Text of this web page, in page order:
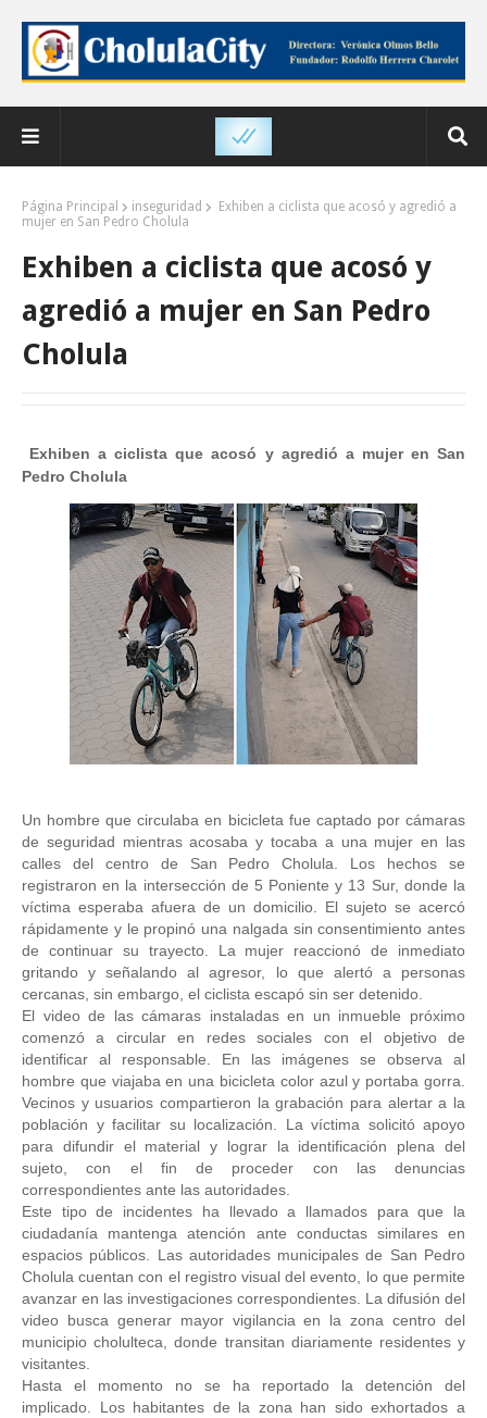
Página Principal inseguridad
Exhiben a ciclista que acosó y agredió a
mujer en San Pedro Cholula
Exhiben a ciclista que acosó y
agredió a mujer en San Pedro
Cholula
Exhiben a ciclista que acosó y agredió a mujer en San
Pedro Cholula
Un hombre que circulaba en bicicleta fue captado por cámaras
de seguridad mientras acosaba y tocaba a una mujer en las
calles del centro de San Pedro Cholula. Los hechos se
registraron en la intersección de 5 Poniente y 13 Sur, donde la
víctima esperaba afuera de un domicilio. El sujeto se acercó
rápidamente y le propinó una nalgada sin consentimiento antes
de continuar su trayecto. La mujer reaccionó de inmediato
gritando y señalando al agresor, lo que alertó a personas
cercanas, sin embargo, el ciclista escapó sin ser detenido.
El video de las cámaras instaladas en un inmueble próximo
comenzó a circular en redes sociales con el objetivo de
identificar al responsable. En las imágenes se observa al
hombre que viajaba en una bicicleta color azul y portaba gorra.
Vecinos y usuarios compartieron la grabación para alertar a la
población y facilitar su localización. La víctima solicitó apoyo
para difundir el material y lograr la identificación plena del
sujeto, con el fin de proceder con las denuncias
correspondientes ante las autoridades.
Este tipo de incidentes ha llevado a llamados para que la
ciudadanía mantenga atención ante conductas similares en
espacios públicos. Las autoridades municipales de San Pedro
Cholula cuentan con el registro visual del evento, lo que permite
avanzar en las investigaciones correspondientes. La difusión del
video busca generar mayor vigilancia en la zona centro del
municipio cholulteca, donde transitan diariamente residentes y
visitantes.
Hasta el momento no se ha reportado la detención del
implicado. Los habitantes de la zona han sido exhortados a